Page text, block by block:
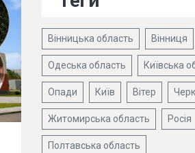
Вінницька область Вінниця
Одеська область Київська
Опади Київ Вітер
Житомирська область Росія
Полтавська область